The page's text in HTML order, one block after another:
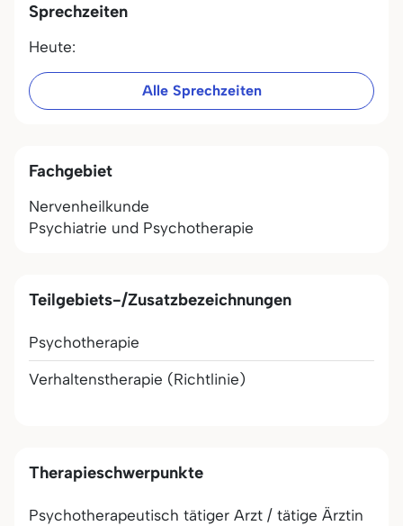
Sprechzeiten
Heute:
Alle Sprechzeiten
Fachgebiet
Nervenheilkunde
Psychiatrie und Psychotherapie
Teilgebiets-/Zusatzbezeichnungen
Psychotherapie
Verhaltenstherapie (Richtlinie)
Therapieschwerpunkte
Psychotherapeutisch tätiger Arzt / tätige Ärztin